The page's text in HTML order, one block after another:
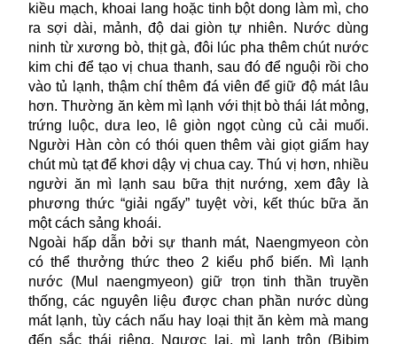
kiều mạch, khoai lang hoặc tinh bột dong làm mì, cho
ra sợi dài, mảnh, độ dai giòn tự nhiên. Nước dùng
ninh từ xương bò, thịt gà, đôi lúc pha thêm chút nước
kim chi để tạo vị chua thanh, sau đó để nguội rồi cho
vào tủ lạnh, thậm chí thêm đá viên để giữ độ mát lâu
hơn. Thường ăn kèm mì lạnh với thịt bò thái lát mỏng,
trứng luộc, dưa leo, lê giòn ngọt cùng củ cải muối.
Người Hàn còn có thói quen thêm vài giọt giấm hay
chút mù tạt để khơi dậy vị chua cay. Thú vị hơn, nhiều
người ăn mì lạnh sau bữa thịt nướng, xem đây là
phương thức “giải ngấy” tuyệt vời, kết thúc bữa ăn
một cách sảng khoái.
Ngoài hấp dẫn bởi sự thanh mát, Naengmyeon còn
có thể thưởng thức theo 2 kiểu phổ biến. Mì lạnh
nước (Mul naengmyeon) giữ trọn tinh thần truyền
thống, các nguyên liệu được chan phần nước dùng
mát lạnh, tùy cách nấu hay loại thịt ăn kèm mà mang
đến sắc thái riêng. Ngược lại, mì lạnh trộn (Bibim